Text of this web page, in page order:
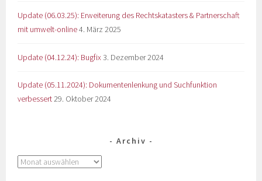
Update (06.03.25): Erweiterung des Rechtskatasters & Partnerschaft
mit umwelt-online4. März 2025
Update (04.12.24): Bugfix 3. Dezember 2024
Update (05.11.2024): Dokumentenlenkung und Suchfunktion
verbessert29. Oktober 2024
Archiv